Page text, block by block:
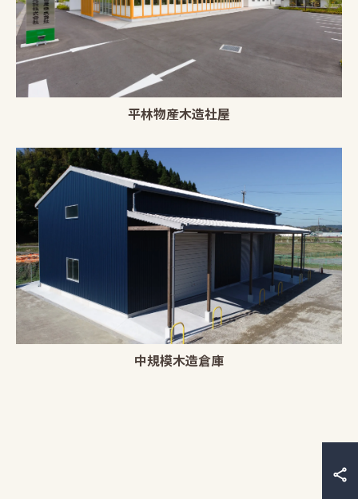
平林物産木造社屋
中規模木造倉庫